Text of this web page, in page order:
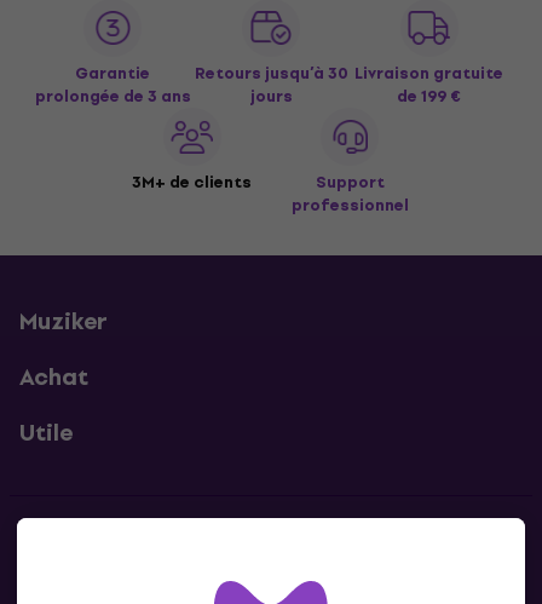
Garantie
prolongée de 3 ans
Retours jusqu’à 30
jours
Livraison gratuite
de 199 €
3M+ de clients
Support
professionnel
Muziker
Achat
Utile